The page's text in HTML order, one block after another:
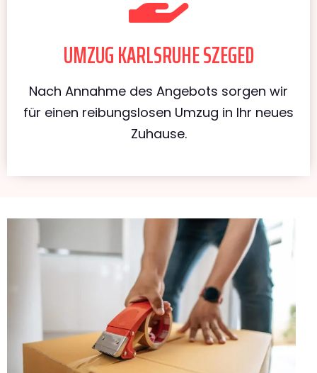
UMZUG KARLSRUHE SZEGED
Nach Annahme des Angebots sorgen wir
für einen reibungslosen Umzug in Ihr neues
Zuhause.